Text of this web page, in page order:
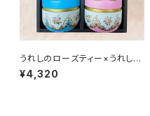
うれしのローズティー×うれしの
薔薇茶 ローズ缶ギフトセット
¥4,320